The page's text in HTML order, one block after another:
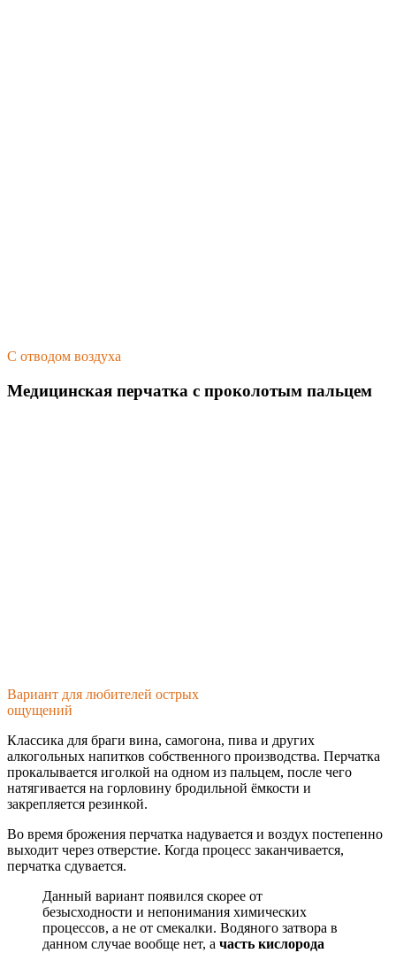
С отводом воздуха
Медицинская перчатка с проколотым пальцем
Вариант для любителей острых
ощущений
Классика для браги вина, самогона, пива и других
алкогольных напитков собственного производства. Перчатка
прокалывается иголкой на одном из пальцем, после чего
натягивается на горловину бродильной ёмкости и
закрепляется резинкой.
Во время брожения перчатка надувается и воздух постепенно
выходит через отверстие. Когда процесс заканчивается,
перчатка сдувается.
Данный вариант появился скорее от
безысходности и непонимания химических
процессов, а не от смекалки. Водяного затвора в
данном случае вообще нет, а часть кислорода